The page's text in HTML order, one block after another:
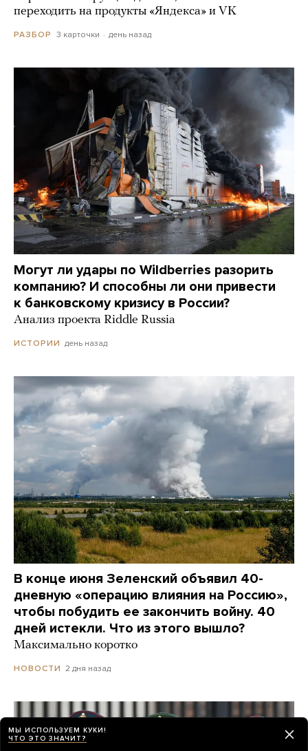
переходить на продукты «Яндекса» и VK
РАЗБОР 3 карточки день назад
Могут ли удары по Wildberries разорить
компанию? И способны ли они привести
к банковскому кризису в России?
Анализ проекта Riddle Russia
ИСТОРИИ день назад
В конце июня Зеленский объявил 40-
дневную «операцию влияния на Россию»,
чтобы побудить ее закончить войну. 40
дней истекли. Что из этого вышло?
Максимально коротко
НОВОСТИ 2 дня назад
МЫ ИСПОЛЬЗУЕМ КУКИ!
ЧТО ЭТО ЗНАЧИТ?